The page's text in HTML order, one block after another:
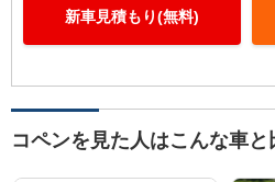
新車見積もり(無料)
コペンを見た人はこんな車